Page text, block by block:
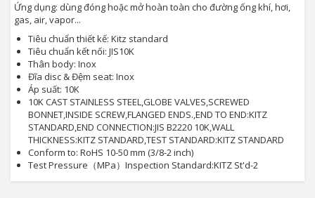
Ứng dụng: dùng đóng hoặc mở hoàn toàn cho đường ống khí, hơi,
gas, air, vapor...
Tiêu chuẩn thiết kế: Kitz standard
Tiêu chuẩn kết nối: JIS10K
Thân body: Inox
Đĩa disc & Đệm seat: Inox
Áp suất: 10K
10K CAST STAINLESS STEEL,GLOBE VALVES,SCREWED
BONNET,INSIDE SCREW,FLANGED ENDS.,END TO END:KITZ
STANDARD,END CONNECTION:JIS B2220 10K,WALL
THICKNESS:KITZ STANDARD,TEST STANDARD:KITZ STANDARD
Conform to: RoHS 10-50 mm (3/8-2 inch)
Test Pressure（MPa）Inspection Standard:KITZ St'd-2